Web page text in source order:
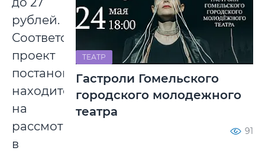
рублей.
Соответствующий
проект
постановления
находится
на
рассмотрении
в
ТЕАТР
Гастроли Гомельского
городского молодежного
театра
91